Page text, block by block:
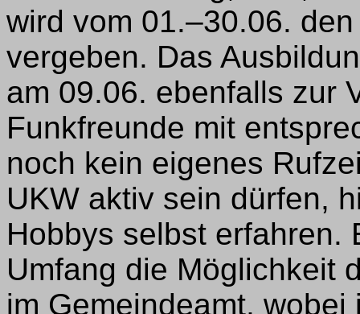
wird vom 01.–30.06. den
vergeben. Das
am 09.06. ebenfalls zur
Funkfreunde mit
noch kein eigenes
UKW aktiv sein dürfen,
Hobbys selbst erfahren.
Umfang die Möglichkeit
im Gemeindeamt,